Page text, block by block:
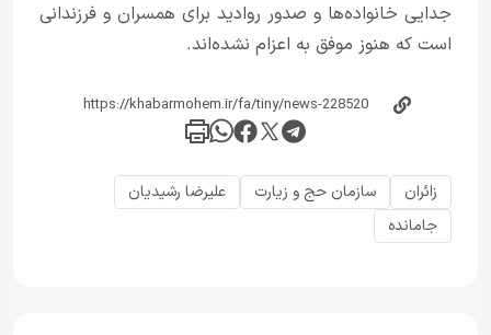
جدایی خانواده‌ها و صدور روادید برای همسران و فرزندانی
است که هنوز موفق به اعزام نشده‌اند.
زائران سازمان حج و زیارت
علیرضا رشیدیان
جامانده